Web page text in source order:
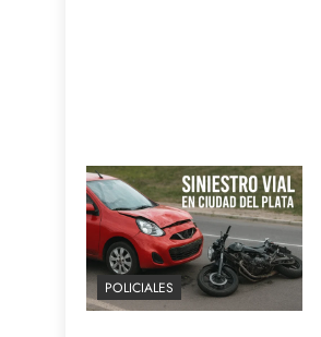
POLICIALES